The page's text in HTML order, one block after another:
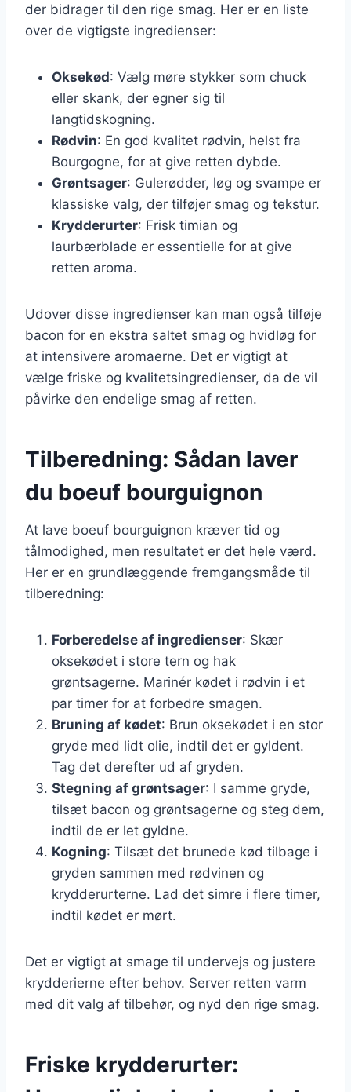
der bidrager til den rige smag. Her er en liste
over de vigtigste ingredienser:
Oksekød: Vælg møre stykker som chuck
eller skank, der egner sig til
langtidskogning.
Rødvin: En god kvalitet rødvin, helst fra
Bourgogne, for at give retten dybde.
Grøntsager: Gulerødder, løg og svampe er
klassiske valg, der tilføjer smag og tekstur.
Krydderurter: Frisk timian og
laurbærblade er essentielle for at give
retten aroma.
Udover disse ingredienser kan man også tilføje
bacon for en ekstra saltet smag og hvidløg for
at intensivere aromaerne. Det er vigtigt at
vælge friske og kvalitetsingredienser, da de vil
påvirke den endelige smag af retten.
Tilberedning: Sådan laver
du boeuf bourguignon
At lave boeuf bourguignon kræver tid og
tålmodighed, men resultatet er det hele værd.
Her er en grundlæggende fremgangsmåde til
tilberedning:
Forberedelse af ingredienser: Skær
oksekødet i store tern og hak
grøntsagerne. Marinér kødet i rødvin i et
par timer for at forbedre smagen.
Bruning af kødet: Brun oksekødet i en stor
gryde med lidt olie, indtil det er gyldent.
Tag det derefter ud af gryden.
Stegning af grøntsager: I samme gryde,
tilsæt bacon og grøntsagerne og steg dem,
indtil de er let gyldne.
Kogning: Tilsæt det brunede kød tilbage i
gryden sammen med rødvinen og
krydderurterne. Lad det simre i flere timer,
indtil kødet er mørt.
Det er vigtigt at smage til undervejs og justere
krydderierne efter behov. Server retten varm
med dit valg af tilbehør, og nyd den rige smag.
Friske krydderurter: